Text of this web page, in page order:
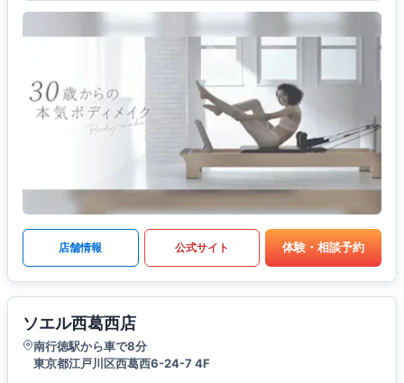
店舗情報 公式サイト 体験・相談予約
ソエル西葛西店
南行徳駅から車で8分
東京都江戸川区西葛西6-24-7 4F